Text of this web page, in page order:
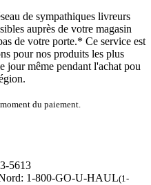
de sympathiques livreurs
auprès de votre magasin
de votre porte.* Ce service est
pour nos produits les plus
jour même pendant l'achat pou
du paiement.
5613
1-800-GO-U-HAUL(1-